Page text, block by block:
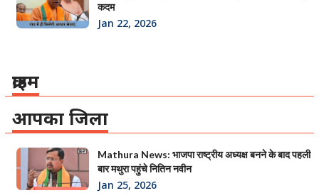
कदम
Jan 22, 2026
क्राइम
आपका जिला
Mathura News: भाजपा राष्ट्रीय अध्यक्ष बनने के बाद पहली
बार मथुरा पहुंचे नितिन नवीन
Jan 25, 2026